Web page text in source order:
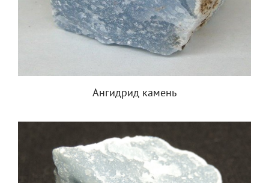
Ангидрид камень